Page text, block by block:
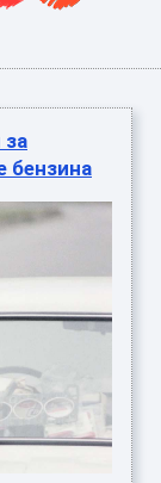
бензина